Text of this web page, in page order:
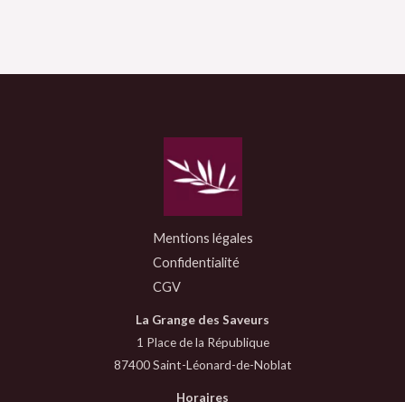
Mentions légales
Confidentialité
CGV
La Grange des Saveurs
1 Place de la République
87400 Saint-Léonard-de-Noblat
Horaires